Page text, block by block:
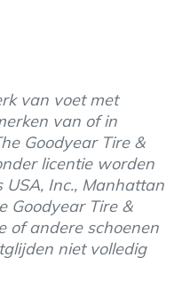
van voet met
van of in
Goodyear Tire &
licentie worden
USA, Inc., Manhattan
Goodyear Tire &
of andere schoenen
niet volledig